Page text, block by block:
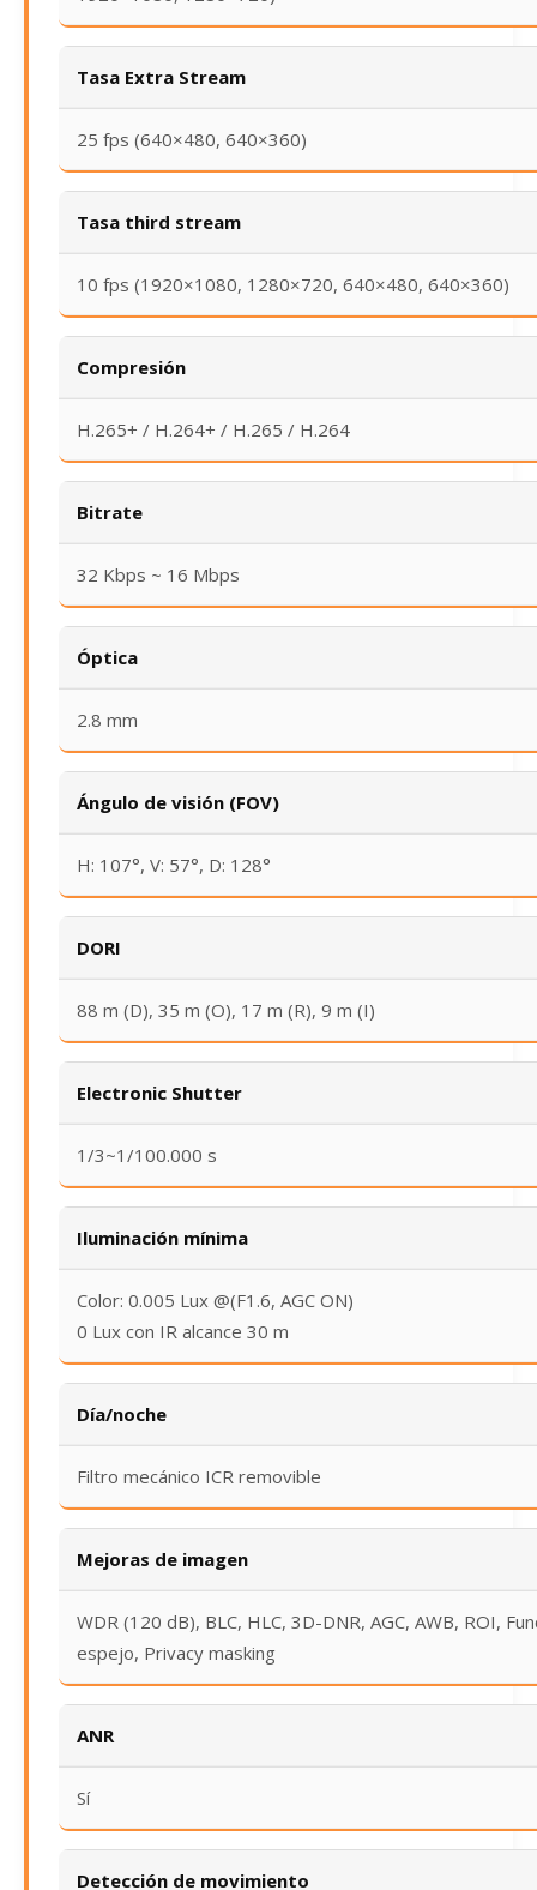
Tasa Extra Stream
25 fps (640×480, 640×360)
Tasa third stream
10 fps (1920×1080, 1280×720, 640×480, 640×360)
Compresión
H.265+ / H.264+ / H.265 / H.264
Bitrate
32 Kbps ~ 16 Mbps
Óptica
2.8 mm
Ángulo de visión (FOV)
H: 107°, V: 57°, D: 128°
DORI
88 m (D), 35 m (O), 17 m (R), 9 m (I)
Electronic Shutter
1/3~1/100.000 s
Iluminación mínima
Color: 0.005 Lux @(F1.6, AGC ON)
0 Lux con IR alcance 30 m
Día/noche
Filtro mecánico ICR removible
Mejoras de imagen
WDR (120 dB), BLC, HLC, 3D-DNR, AGC, AWB, ROI,
espejo, Privacy masking
ANR
Sí
Detección de movimiento